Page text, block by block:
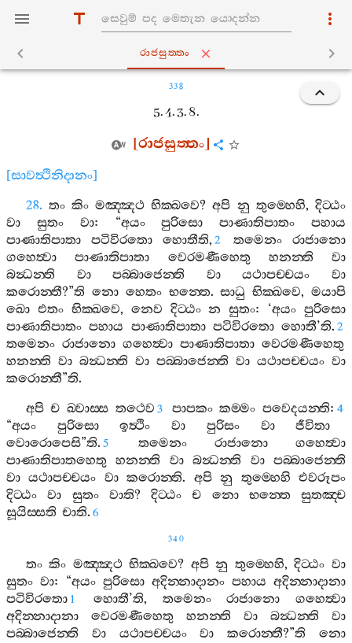
රාජසුත‍්තං
338
5. 4. 3. 8.
[රාජසුත‍්තං]
[සාවත්‍ථිනිදානං]
28. තං කිං මඤ‍්ඤථ භික‍්ඛවෙ?අපි නු තුම‍්හෙහි, දිට‍්ඨං
වා
සුතං වා: “අයං පුරිසො පාණාතිපාතං
පහාය
පාණාතිපාතා
පටිවිරතො හොතීති, 2 තමෙනං
රාජානො
ගහෙත්‍වා
පාණාතිපාතා වෙරමණීහෙතු හනන‍්ති
වා
බන්‍ධන‍්ති
වා පබ‍්බාජෙන‍්ති වා යථාපච‍්චයං
වා
කරොන‍්තී?”ති නො හෙතං භන‍්තෙ.සාධු භික‍්ඛවෙ,මයාපි
ඛො එතං භික‍්ඛවෙ, නෙව දිට‍්ඨං න සුතං: ‘අයං පුරිසො
පාණාතිපාතං පහාය පාණාතිපාතා පටිවිරතො හොතී’ති. 2
තමෙනං රාජානො ගහෙත්‍වා පාණාතිපාතා වෙරමණීහෙතු
හනන‍්ති වා බන්‍ධන‍්ති වා පබ‍්බාජෙන‍්ති වා යථාපච‍්චයං වා
කරොන‍්තී”ති.
අපි ච ඛ‍්වාස‍්ස තථෙව 3 පාපකං කම‍්මං පවෙදයන‍්ති: 4
“අයං පුරිසො ඉත්‍ථිං වා පුරිසං වා
ජීවිතා
වොරොපෙසි”ති. 5 තමෙනං රාජානො
ගහෙත්‍වා
පාණාතිපාතහෙතු
හනන‍්ති වා බන්‍ධන‍්ති වා
පබ‍්බාජෙන‍්ති
වා යථාපච‍්චයං වා කරොන‍්ති. අපි නු තුම‍්හෙහි එවරූපං
දිට‍්ඨං
වා සුතං වාති? දිට‍්ඨං ච නො භන‍්තෙ
සුතඤ‍්ච
සූයිස‍්සති චාති. 6
340
තං කිං මඤ‍්ඤථ භික‍්ඛවෙ? අපි නු තුම‍්හෙහි,දිට‍්ඨං වා
සුතං වා: “අයං පුරිසො අදින‍්නාදානං පහාය අදින‍්නාදානා
පටිවිරතො 1 හොතී’ති, තමෙනං රාජානො
ගහෙත්‍වා
අදින‍්නාදානා
වෙරමණීහෙතු හනන‍්ති වා බන්‍ධන‍්ති
වා
පබ‍්බාජෙන‍්ති
වා යථාපච‍්චයං වා කරොන‍්තී?”ති
නො